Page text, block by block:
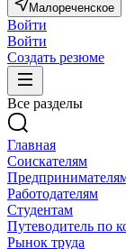
Малореченское
Войти
Войти
Создать резюме
Все разделы
Главная
Соискателям
Работодателям
Студентам
Путеводитель по
Рынок труда